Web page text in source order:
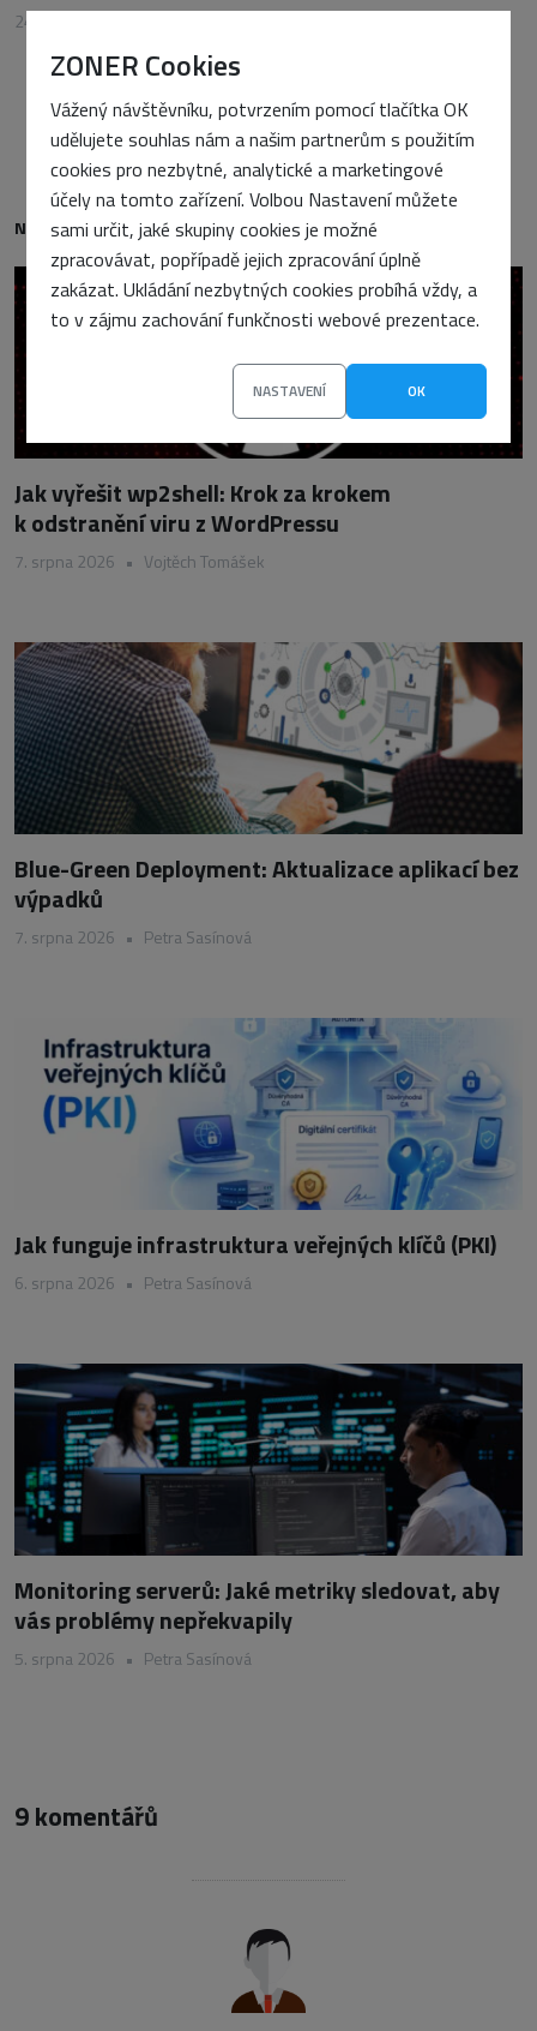
ZONER Cookies
Vážený návštěvníku, potvrzením pomocí tlačítka OK
udělujete souhlas nám a našim partnerům s použitím
cookies pro nezbytné, analytické a marketingové
účely na tomto zařízení. Volbou Nastavení můžete
sami určit, jaké skupiny cookies je možné
zpracovávat, popřípadě jejich zpracování úplně
zakázat. Ukládání nezbytných cookies probíhá vždy, a
to v zájmu zachování funkčnosti webové prezentace.
NASTAVENÍ OK
24. února 2026
NEJNOVĚJŠÍ
Jak vyřešit wp2shell: Krok za krokem
k odstranění viru z WordPressu
7. srpna 2026 • Vojtěch Tomášek
Blue-Green Deployment: Aktualizace aplikací bez
výpadků
7. srpna 2026 • Petra Sasínová
Jak funguje infrastruktura veřejných klíčů (PKI)
6. srpna 2026 • Petra Sasínová
Monitoring serverů: Jaké metriky sledovat, aby
vás problémy nepřekvapily
5. srpna 2026 • Petra Sasínová
9 komentářů